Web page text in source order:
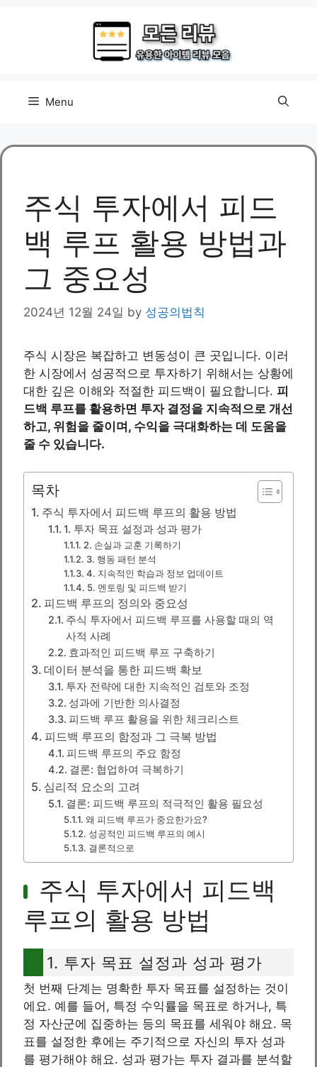
Menu
주식 투자에서 피드
백 루프 활용 방법과
그 중요성
2024년 12월 24일 by 성공의법칙
주식 시장은 복잡하고 변동성이 큰 곳입니다. 이러
한 시장에서 성공적으로 투자하기 위해서는 상황에
대한 깊은 이해와 적절한 피드백이 필요합니다. 피
드백 루프를 활용하면 투자 결정을 지속적으로 개선
하고, 위험을 줄이며, 수익을 극대화하는 데 도움을
줄 수 있습니다.
목차
주식 투자에서 피드백 루프의 활용 방법
1. 투자 목표 설정과 성과 평가
2. 손실과 교훈 기록하기
3. 행동 패턴 분석
4. 지속적인 학습과 정보 업데이트
5. 멘토링 및 피드백 받기
피드백 루프의 정의와 중요성
주식 투자에서 피드백 루프를 사용할 때의 역
사적 사례
효과적인 피드백 루프 구축하기
데이터 분석을 통한 피드백 확보
투자 전략에 대한 지속적인 검토와 조정
성과에 기반한 의사결정
피드백 루프 활용을 위한 체크리스트
피드백 루프의 함정과 그 극복 방법
피드백 루프의 주요 함정
결론: 협업하여 극복하기
심리적 요소의 고려
결론: 피드백 루프의 적극적인 활용 필요성
왜 피드백 루프가 중요한가요?
성공적인 피드백 루프의 예시
결론적으로
주식 투자에서 피드백
루프의 활용 방법
1. 투자 목표 설정과 성과 평가
첫 번째 단계는 명확한 투자 목표를 설정하는 것이
에요. 예를 들어, 특정 수익률을 목표로 하거나, 특
정 자산군에 집중하는 등의 목표를 세워야 해요. 목
표를 설정한 후에는 주기적으로 자신의 투자 성과
를 평가해야 해요. 성과 평가는 투자 결과를 분석할